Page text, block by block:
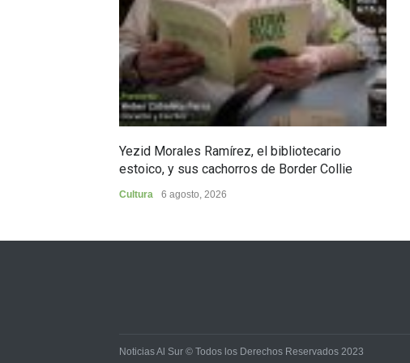
Yezid Morales Ramírez, el bibliotecario
estoico, y sus cachorros de Border Collie
Cultura 6 agosto, 2026
Noticias Al Sur © Todos los Derechos Reservados 2023